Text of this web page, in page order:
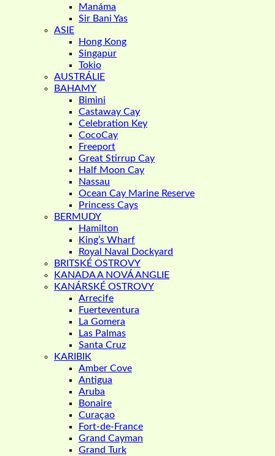
Manáma
Sir Bani Yas
ASIE
Hong Kong
Singapur
Tokio
AUSTRÁLIE
BAHAMY
Bimini
Castaway Cay
Celebration Key
CocoCay
Freeport
Great Stirrup Cay
Half Moon Cay
Nassau
Ocean Cay Marine Reserve
Princess Cays
BERMUDY
Hamilton
King’s Wharf
Royal Naval Dockyard
BRITSKÉ OSTROVY
KANADA A NOVÁ ANGLIE
KANÁRSKÉ OSTROVY
Arrecife
Fuerteventura
La Gomera
Las Palmas
Santa Cruz
KARIBIK
Amber Cove
Antigua
Aruba
Bonaire
Curaçao
Fort-de-France
Grand Cayman
Grand Turk